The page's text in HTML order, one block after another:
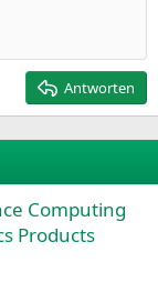
Antworten
Computing
Products